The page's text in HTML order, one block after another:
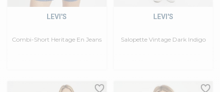
Combi-Short Heritage En Jeans
LEVI'S
Salopette Vintage Dark Indigo
LEVI'S